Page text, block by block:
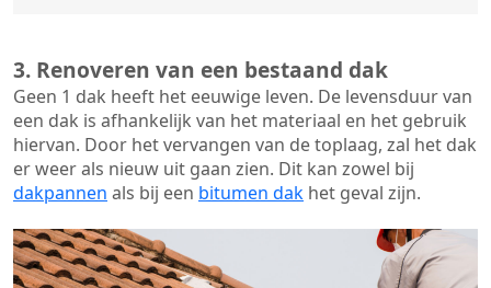
3. Renoveren van een bestaand dak
Geen 1 dak heeft het eeuwige leven. De levensduur van
een dak is afhankelijk van het materiaal en het gebruik
hiervan. Door het vervangen van de toplaag, zal het dak
er weer als nieuw uit gaan zien. Dit kan zowel bij
dakpannen als bij een bitumen dak het geval zijn.